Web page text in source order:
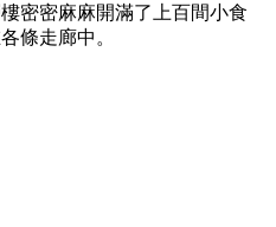
密密麻麻開滿了上百間小食
條走廊中。